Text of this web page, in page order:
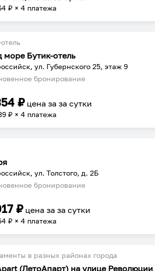
₽ × 4 платежа
море Бутик-отель
ул. Губернского 25, этаж 9
бронирование
₽ цена заза сутки
₽ × 4 платежа
ул. Толстого, д. 2Б
бронирование
₽ цена заза сутки
₽ × 4 платежа
в разных районах города